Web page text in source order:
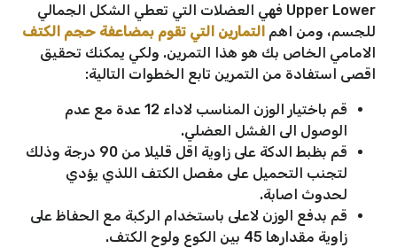
Upper Lower فهي العضلات التي تعطي الشكل الجمالي
للجسم، ومن اهم التمارين التي تقوم بمضاعفة حجم الكتف
الامامي الخاص بك هو هذا التمرين. ولكي يمكنك تحقيق
اقصى استفادة من التمرين تابع الخطوات التالية:
قم باختيار الوزن المناسب لاداء 12 عدة مع عدم
الوصول الى الفشل العضلي.
قم بظبط الدكة على زاوية اقل قليلا من 90 درجة وذلك
لتجنب التحميل على مفصل الكتف اللذي يؤدي
لحدوث اصابة.
قم بدفع الوزن لاعلى باستخدام الركبة مع الحفاظ على
زاوية مقدارها 45 بين الكوع ولوح الكتف.